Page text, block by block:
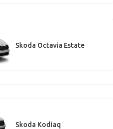
Skoda Octavia Estate
Skoda Kodiaq